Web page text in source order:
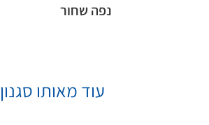
נפה שחור
עוד מאותו סגנון